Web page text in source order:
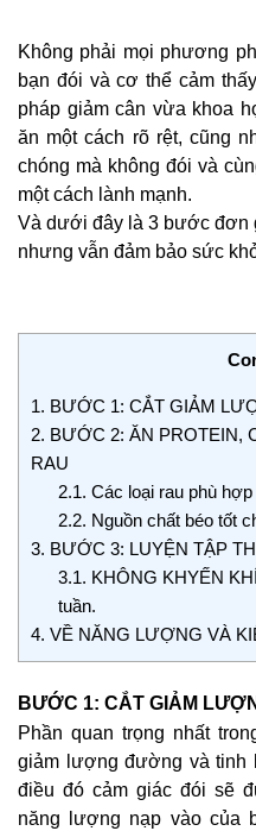
Không phải mọi phương
bạn đói và cơ thể cảm
pháp giảm cân vừa khoa
ăn một cách rõ rệt, cũng
chóng mà không đói và
một cách lành mạnh.
Và dưới đây là 3 bước đơn
nhưng vẫn đảm bảo sức
1. BƯỚC 1: CẮT GIẢM
2. BƯỚC 2: ĂN PROTEIN,
RAU
2.1. Các loại rau phù
2.2. Nguồn chất béo tốt
3. BƯỚC 3: LUYỆN TẬP
3.1. KHÔNG KHYẾN
tuần.
4. VỀ NĂNG LƯỢNG VÀ
BƯỚC 1: CẮT GIẢM
Phần quan trọng nhất
giảm lượng đường và tinh
điều đó cảm giác đói sẽ
năng lượng nạp vào của